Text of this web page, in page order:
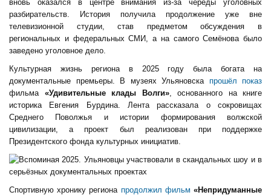
вновь оказался в центре внимания из-за череды уголовных
разбирательств. История получила продолжение уже вне
телевизионной студии, став предметом обсуждения в
региональных и федеральных СМИ, а на самого Семёнова было
заведено уголовное дело.
Культурная жизнь региона в 2025 году была богата на
документальные премьеры. В музеях Ульяновска прошёл показ
фильма «Удивительные клады Волги», основанного на книге
историка Евгения Бурдина. Лента рассказала о сокровищах
Среднего Поволжья и истории формирования волжской
цивилизации, а проект был реализован при поддержке
Президентского фонда культурных инициатив.
Спортивную хронику региона продолжил фильм «Непридуманные